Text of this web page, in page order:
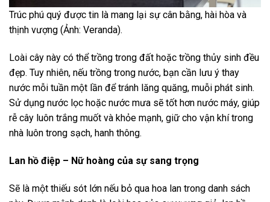
Trúc phú quý được tin là mang lại sự cân bằng, hài hòa và
thịnh vượng (Ảnh: Veranda).
Loài cây này có thể trồng trong đất hoặc trồng thủy sinh đều
đẹp. Tuy nhiên, nếu trồng trong nước, bạn cần lưu ý thay
nước mỗi tuần một lần để tránh lăng quăng, muỗi phát sinh.
Sử dụng nước lọc hoặc nước mưa sẽ tốt hơn nước máy, giúp
rễ cây luôn trắng muốt và khỏe mạnh, giữ cho vận khí trong
nhà luôn trong sạch, hanh thông.
Lan hồ điệp – Nữ hoàng của sự sang trọng
Sẽ là một thiếu sót lớn nếu bỏ qua hoa lan trong danh sách